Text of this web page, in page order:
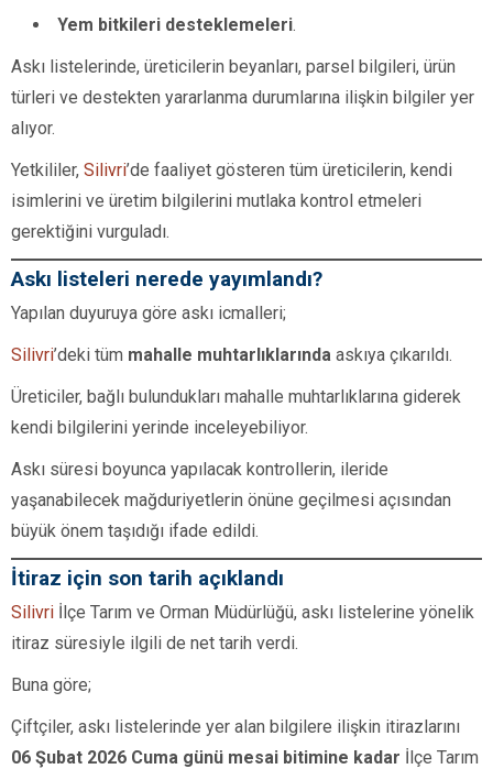
Yem bitkileri desteklemeleri.
Askı listelerinde, üreticilerin beyanları, parsel bilgileri, ürün
türleri ve destekten yararlanma durumlarına ilişkin bilgiler yer
alıyor.
Yetkililer, Silivri’de faaliyet gösteren tüm üreticilerin, kendi
isimlerini ve üretim bilgilerini mutlaka kontrol etmeleri
gerektiğini vurguladı.
Askı listeleri nerede yayımlandı?
Yapılan duyuruya göre askı icmalleri;
Silivri’deki tüm mahalle muhtarlıklarında askıya çıkarıldı.
Üreticiler, bağlı bulundukları mahalle muhtarlıklarına giderek
kendi bilgilerini yerinde inceleyebiliyor.
Askı süresi boyunca yapılacak kontrollerin, ileride
yaşanabilecek mağduriyetlerin önüne geçilmesi açısından
büyük önem taşıdığı ifade edildi.
İtiraz için son tarih açıklandı
Silivri İlçe Tarım ve Orman Müdürlüğü, askı listelerine yönelik
itiraz süresiyle ilgili de net tarih verdi.
Buna göre;
Çiftçiler, askı listelerinde yer alan bilgilere ilişkin itirazlarını
06 Şubat 2026 Cuma günü mesai bitimine kadar İlçe Tarım